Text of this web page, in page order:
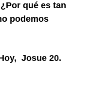
qué es tan
podemos
Josue 20.